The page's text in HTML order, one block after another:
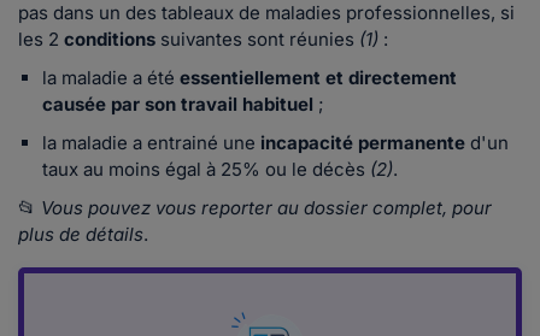
pas dans un des tableaux de maladies professionnelles, si
les 2 conditions suivantes sont réunies (1) :
la maladie a été essentiellement et directement
causée par son travail habituel ;
la maladie a entrainé une incapacité permanente d'un
taux au moins égal à 25% ou le décès (2).
📂 Vous pouvez vous reporter au dossier complet, pour
plus de détails.